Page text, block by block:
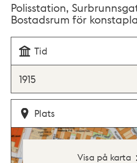
Polisstation,
Bostadsrum för
Tid
1915
Plats
Visa på karta